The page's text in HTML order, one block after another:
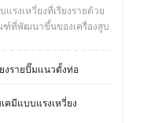
รงเหวี่ยงที่เรียงรายด้วย
ที่พัฒนาขึ้นของเครื่องสูบ
งรายปั๊มแนวตั้งท่อ
คมีแบบแรงเหวี่ยง